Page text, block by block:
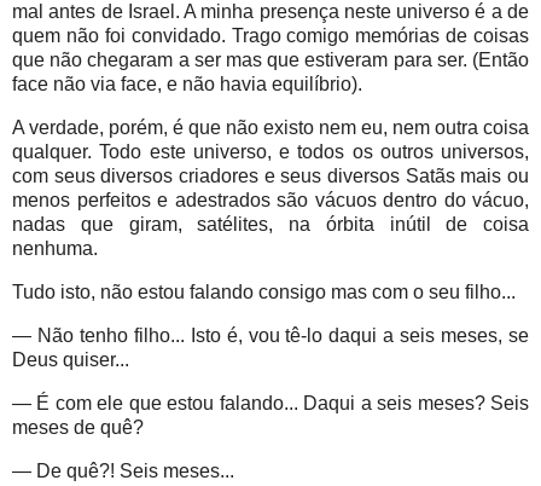
mal antes de Israel. A minha presença neste universo é a de
quem não foi convidado. Trago comigo memórias de coisas
que não chegaram a ser mas que estiveram para ser. (Então
face não via face, e não havia equilíbrio).
A verdade, porém, é que não existo nem eu, nem outra coisa
qualquer. Todo este universo, e todos os outros universos,
com seus diversos criadores e seus diversos Satãs mais ou
menos perfeitos e adestrados são vácuos dentro do vácuo,
nadas que giram, satélites, na órbita inútil de coisa
nenhuma.
Tudo isto, não estou falando consigo mas com o seu filho...
— Não tenho filho... Isto é, vou tê-lo daqui a seis meses, se
Deus quiser...
— É com ele que estou falando... Daqui a seis meses? Seis
meses de quê?
— De quê?! Seis meses...